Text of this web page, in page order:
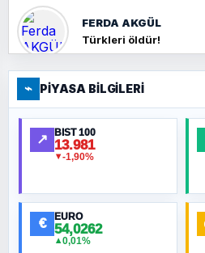
FERDA AKGÜL
Türkleri öldür!
FERHAT
Ankara Zirvesi: NATO
Ortadoğu Haritasının
MURAT ÖZKAN
⌁ PIYASA BILGILERI
↗ BIST 100
13.981
▼-1,90%
€ EURO
54,0262
▲0,01%